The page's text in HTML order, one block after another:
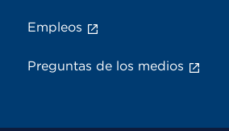
Empleos
Preguntas de los medios